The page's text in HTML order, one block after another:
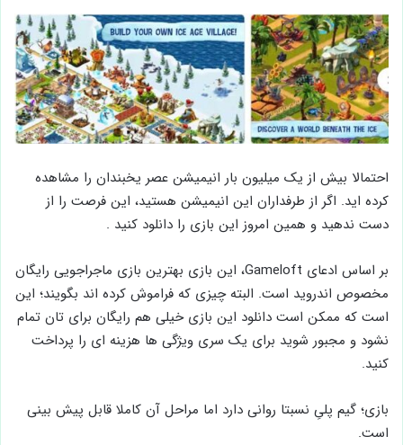
احتمالا بیش از یک میلیون بار انیمیشن عصر یخبندان را مشاهده
کرده اید. اگر از طرفداران این انیمیشن هستید، این فرصت را از
دست ندهید و همین امروز این بازی را دانلود کنید .
بر اساس ادعای Gameloft، این بازی بهترین بازی ماجراجویی رایگان
مخصوص اندروید است. البته چیزی که فراموش کرده اند بگویند؛ این
است که ممکن است دانلود این بازی خیلی هم رایگان برای تان تمام
نشود و مجبور شوید برای یک سری ویژگی ها هزینه ای را پرداخت
کنید.
بازی؛ گیم پلیِ نسبتا روانی دارد اما مراحل آن کاملا قابل پیش بینی
است.